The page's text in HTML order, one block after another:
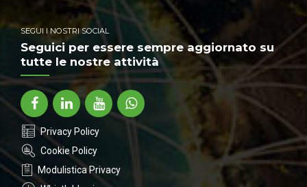
SEGUI I NOSTRI SOCIAL
Seguici per essere sempre aggiornato su
tutte le nostre attività
Privacy Policy
Cookie Policy
Modulistica Privacy